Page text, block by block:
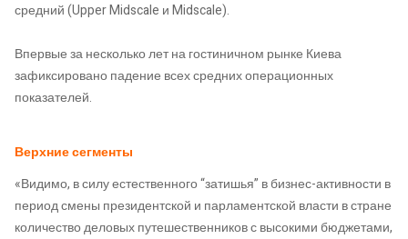
средний (Upper Midscale и Midscale).
Впервые за несколько лет на гостиничном рынке Киева
зафиксировано падение всех средних операционных
показателей.
Верхние сегменты
«Видимо, в силу естественного “затишья” в бизнес-активности в
период смены президентской и парламентской власти в стране
количество деловых путешественников с высокими бюджетами,